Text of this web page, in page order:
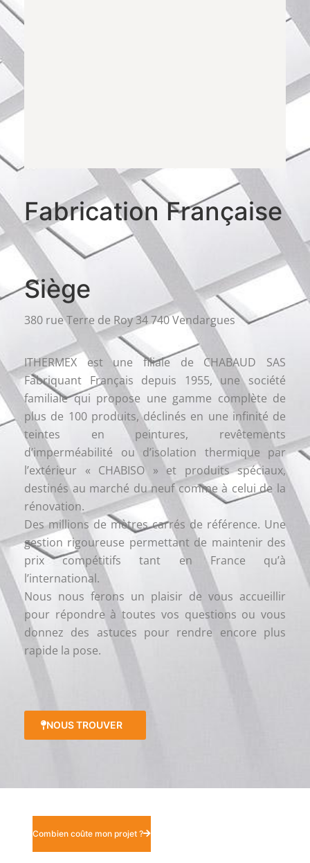
Fabrication Française
Siège
380 rue Terre de Roy 34 740 Vendargues
ITHERMEX est une filiale de CHABAUD SAS
Fabriquant Français depuis 1955, une société
familiale qui propose une gamme complète de
plus de 100 produits, déclinés en une infinité de
teintes en peintures, revêtements
d’imperméabilité ou d’isolation thermique par
l’extérieur « CHABISO » et produits spéciaux,
destinés au marché du neuf comme à celui de la
rénovation.
Des millions de mètres carrés de référence. Une
gestion rigoureuse permettant de maintenir des
prix compétitifs tant en France qu’à
l’international.
Nous nous ferons un plaisir de vous accueillir
pour répondre à toutes vos questions ou vous
donnez des astuces pour rendre encore plus
rapide la pose.
NOUS TROUVER
Combien coûte mon projet ?